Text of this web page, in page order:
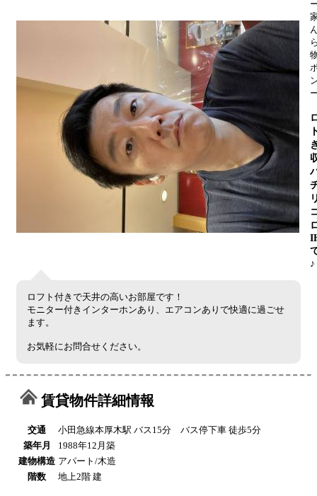
♪
ロフト付きで天井の高いお部屋です！
モニター付きインターホンあり、エアコンありで快適に過ごせ
ます。
お気軽にお問合せください。
賃貸物件詳細情報
交通
小田急線本厚木駅 バス15分 バス停下車 徒歩5分
築年月
1988年12月築
建物構造 アパート/木造
階数
地上2階 建